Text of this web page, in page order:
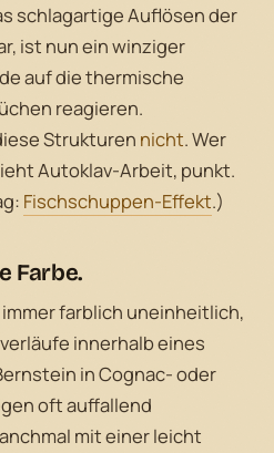
schlagartige Auflösen der
ist nun ein winziger
auf die thermische
reagieren.
Strukturen nicht. Wer
Autoklav-Arbeit, punkt.
Fischschuppen-Effekt.)
Farbe.
farblich uneinheitlich,
innerhalb eines
in Cognac- oder
oft auffallend
mit einer leicht